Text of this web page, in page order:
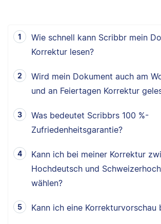
Wie schnell kann Scribbr mein
Korrektur lesen?
Wird mein Dokument auch am
und an Feiertagen Korrektur
Was bedeutet Scribbrs 100 %-
Zufriedenheitsgarantie?
Kann ich bei meiner Korrektur
Hochdeutsch und
wählen?
Kann ich eine Korrekturvorschau